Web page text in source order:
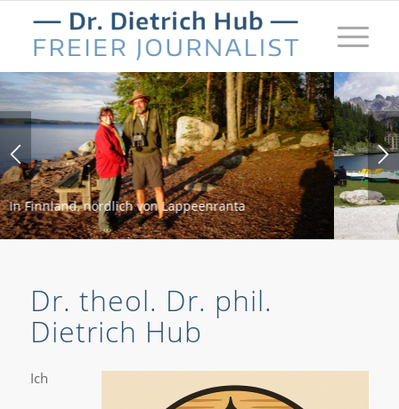
Dr. theol. Dr. phil.
Dietrich Hub
Ich